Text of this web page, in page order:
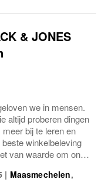
& JONES
we in mensen.
altijd proberen dingen
bij te leren en
winkelbeleving
van waarde om onze
waarin goede
| Maasmechelen,